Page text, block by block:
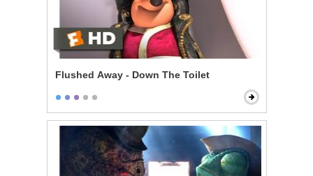
Flushed Away - Down The Toilet